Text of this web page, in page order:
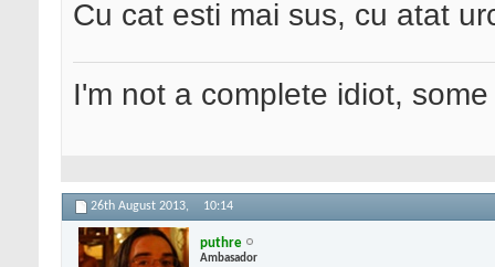
Cu cat esti mai sus, cu atat
I'm not a complete idiot,
26th August 2013, 10:14
puthre
Ambasador